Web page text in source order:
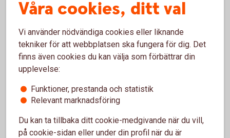
också viktigt att du sprider ditt sparande
riskerna.
Tips om aktier och
börsinformation
Våra cookies, ditt val
Vi använder nödvändiga cookies eller liknande
tekniker för att webbplatsen ska fungera för dig. Det
finns även cookies du kan välja som förbättrar din
upplevelse:
Funktioner, prestanda och statistik
Relevant marknadsföring
Du kan ta tillbaka ditt cookie-medgivande när du vill,
på cookie-sidan eller under din profil när du är